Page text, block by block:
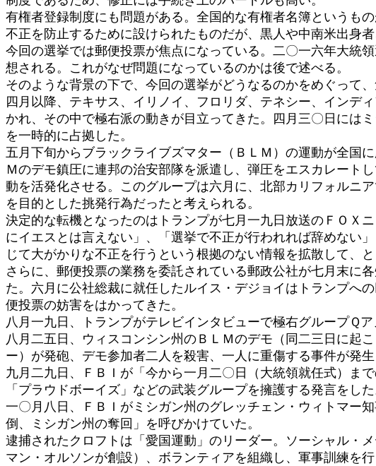
有権者登録制度にも問題がある。全国的な有権者名簿というも
不正を防止するために設けられたものだが、黒人や中南米出身
今回の選挙では郵便投票が焦点になっている。二〇一六年大統
想される。これがなぜ問題になっているのかは後で述べる。
そのような背景の下で、今回の選挙がどうなるのかをめぐって
四月以降、テキサス、イリノイ、フロリダ、テネシー、インデ
かれ、その中で極右派の動きが目立ってきた。四月三〇日には
を一時的に占拠した。
五月下旬からブラックライブズマター（ＢＬＭ）の運動が全国
Ｍのデモ鎮圧に連邦の治安部隊を派遣し、弾圧をエスカレート
動を活発化させる。このグループは六月に、北部カリフォルニ
を目的とした挑発行為だったと考えられる。
決定的な転機となったのはトランプが七月一九日放送のＦＯＸ
にイエスとは言えない」、「選挙で不正が行われれば辞めない
じて大がかりな不正を行うという根拠のない情報を拡散して、
さらに、郵便投票の業務を委託されている郵政公社が七月末に
た。六月に公社総裁に就任したルイス・デジョイはトランプへ
便投票の妨害をはかってきた。
八月一九日、トランプがテレビインタビューで極右グループＱ
八月二五日、ウィスコンシン州のＢＬＭのデモ（同二三日に起
ー）が発砲、デモ参加者二人を殺害、一人に重傷する事件が発生
九月二九日、ＦＢＩが「今から一月二〇日（大統領就任式）ま
「プラウドボーイズ」などの武装グループを擁護する発言をした
一〇月八日、ＦＢＩがミシガン州のグレッチェン・ウィトマー
倒、ミシガン州の奪回」を呼びかけていた。
逮捕されたクロフトは「愛国運動」のリーダー。ソーシャル・
マン・オルソンが創設）、ボランティアを組織し、軍事訓練を